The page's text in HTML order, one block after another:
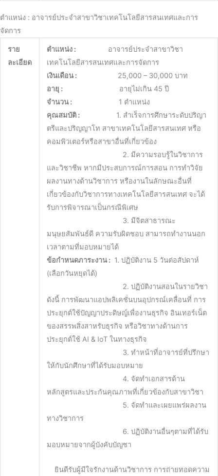
ตำแหน่ง : อาจารย์ประจำสาขาวิชาเทคโนโลยีสารสนเทศและการ
จัดการ
ราย
ละเอียด
ตำแหน่ง : อาจารย์ประจำสาขาวิชา
เทคโนโลยีสารสนเทศและการจัดการ
เงินเดือน :25,000 – 30,000 บาท
อายุ :อายุไม่เกิน 45 ปี
จำนวน :1 ตำแหน่ง
คุณสมบัติ :
1. สำเร็จการศึกษาระดับปริญา
ตรีและปริญญาโท สาขาเทคโนโลยีสารสนเทศ หรือ
คอมพิวเตอร์หรือสาขาอื่นที่เกี่ยวข้อง
2. มีความรอบรู้ในวิชาการ
และวิชาชีพ หากมีประสบการณ์การสอน การทำวิจัย
ผลงานทางด้านวิชาการ หรืองานในลักษณะอื่นที่
เกี่ยวข้องกับวิชาการทางเทคโนโลยีสารสนเทศ จะได้
รับการพิจารณาเป็นกรณีพิเศษ
3. มีจิตสาธารณะ
มนุษยสัมพันธ์ดี ความรับผิดชอบ สามารถทำงานนอก
เวลาตามที่มอบหมายได้
ข้อกำหนดภาระงาน :1. ปฏิบัติงาน 5 วันต่อสัปดาห์
(เลือกวันหยุดได้)
2. ปฏิบัติงานสอนในรายวิชา
ดังนี้ การพัฒนาแอปพลิเคชั่นบนอุปกรณ์เคลื่อนที่ การ
ประยุกต์ใช้ปัญญาประดิษญ์เพื่องานธุรกิจ อินเทอร์เน็ต
ของสรรพสิ่งสาหรับธุรกิจ หรือวิชาทางด้านการ
ประยุกต์ใช้ AI & IoT ในทางธุรกิจ
3. ทำหน้าที่อาจารย์ที่ปรึกษา
ให้กับนักศึกษาที่ได้รับมอบหมาย
4. จัดทำเอกสารด้าน
หลักสูตรและประกันคุณภาพที่เกี่ยวข้องกับสาขาวิชา
5. จัดทำและเผยแพร่ผลงาน
ทางวิชาการ
6. ปฏิบัติงานอื่นๆตามที่ได้รับ
มอบหมายจากผู้บังคับบัญชา
ยินดีรับผู้มีใจรักงานด้านวิชาการ การถ่ายทอดความ